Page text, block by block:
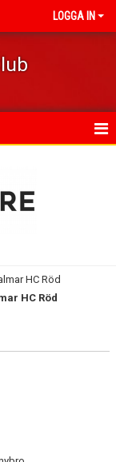
LOGGA IN
HC Röd